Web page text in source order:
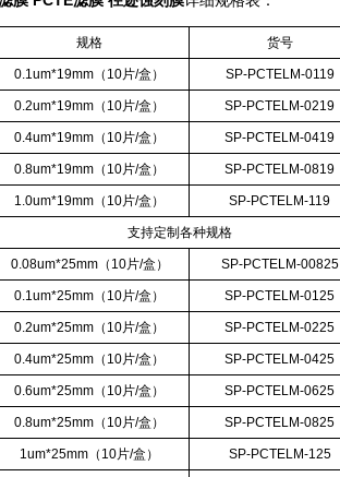
规格 货号
0.1um*19mm （ 10片/盒） SP-PCTELM-0119
0.2um*19mm （ 10片/盒） SP-PCTELM-0219
0.4um*19mm （ 10片/盒） SP-PCTELM-0419
0.8um*19mm （ 10片/盒） SP-PCTELM-0819
1.0um*19mm （ 10片/盒） SP-PCTELM-119
支持定制各种规格
0.08um*25mm（ 10片/盒） SP-PCTELM-00825
0.1um*25mm （ 10片/盒） SP-PCTELM-0125
0.2um*25mm （ 10片/盒） SP-PCTELM-0225
0.4um*25mm （ 10片/盒） SP-PCTELM-0425
0.6um*25mm （ 10片/盒） SP-PCTELM-0625
0.8um*25mm （ 10片/盒） SP-PCTELM-0825
1um*25mm （ 10片/盒） SP-PCTELM-125